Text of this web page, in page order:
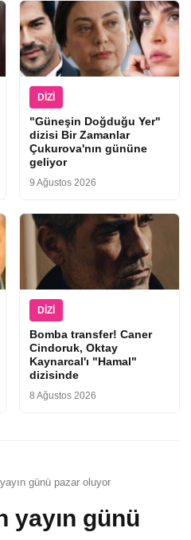
DIZI
"Güneşin Doğduğu Yer"
dizisi Bir Zamanlar
Çukurova'nın gününe
geliyor
9 Ağustos 2026
DIZI
Bomba transfer! Caner
Cindoruk, Oktay
Kaynarcal'ı "Hamal"
dizisinde
8 Ağustos 2026
günü pazar oluyor
yayın günü